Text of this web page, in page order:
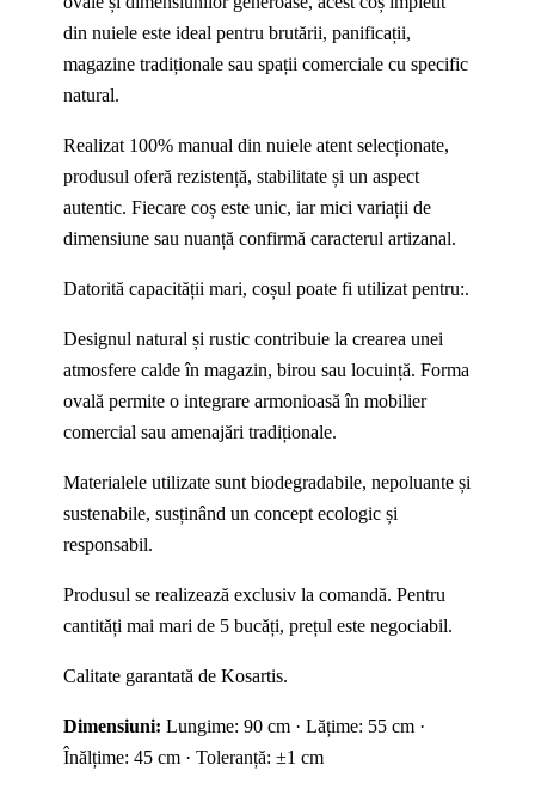
din nuiele este ideal pentru brutării, panificații,
magazine tradiționale sau spații comerciale cu specific
natural.
Realizat 100% manual din nuiele atent selecționate,
produsul oferă rezistență, stabilitate și un aspect
autentic. Fiecare coș este unic, iar mici variații de
dimensiune sau nuanță confirmă caracterul artizanal.
Datorită capacității mari, coșul poate fi utilizat pentru:.
Designul natural și rustic contribuie la crearea unei
atmosfere calde în magazin, birou sau locuință. Forma
ovală permite o integrare armonioasă în mobilier
comercial sau amenajări tradiționale.
Materialele utilizate sunt biodegradabile, nepoluante și
sustenabile, susținând un concept ecologic și
responsabil.
Produsul se realizează exclusiv la comandă. Pentru
cantități mai mari de 5 bucăți, prețul este negociabil.
Calitate garantată de Kosartis.
Dimensiuni: Lungime: 90 cm · Lățime: 55 cm ·
Înălțime: 45 cm · Toleranță: ±1 cm